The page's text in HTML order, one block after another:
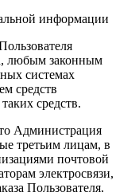
информации
любым законным
системах
средств
средств.
Администрация
третьим лицам, в
почтовой
электросвязи,
Пользователя,